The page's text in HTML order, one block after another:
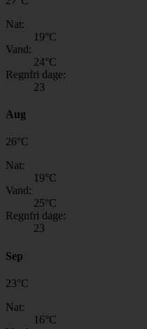
Nat:
19°C
Vand:
24°C
Regnfri dage:
23
Aug
26°C
Nat:
19°C
Vand:
25°C
Regnfri dage:
23
Sep
23°C
Nat:
16°C